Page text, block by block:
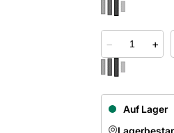
− +
Auf Lager